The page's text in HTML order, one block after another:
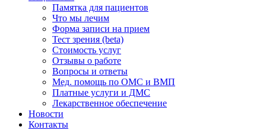
Памятка для пациентов
Что мы лечим
Форма записи на прием
Тест зрения (beta)
Стоимость услуг
Отзывы о работе
Вопросы и ответы
Мед. помощь по ОМС и ВМП
Платные услуги и ДМС
Лекарственное обеспечение
Новости
Контакты